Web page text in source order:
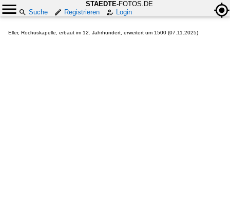
STAEDTE-FOTOS.DE
Suche
Registrieren Login
Eller, Rochuskapelle, erbaut im 12. Jahrhundert, erweitert um 1500 (07.11.2025)